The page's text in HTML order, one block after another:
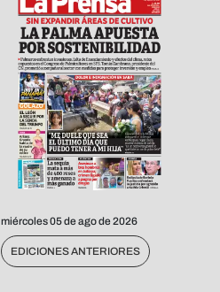
miércoles 05 de ago de 2026
EDICIONES ANTERIORES